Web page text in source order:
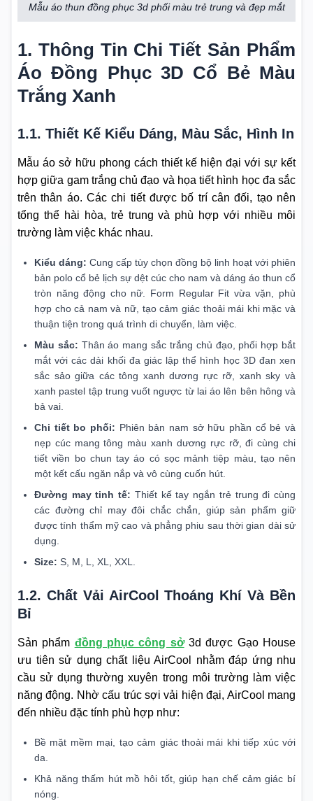
Mẫu áo thun đồng phục 3d phối màu trẻ trung và đẹp mắt
1. Thông Tin Chi Tiết Sản Phẩm
Áo Đồng Phục 3D Cổ Bẻ Màu
Trắng Xanh
1.1. Thiết Kế Kiểu Dáng, Màu Sắc, Hình In
Mẫu áo sở hữu phong cách thiết kế hiện đại với sự kết
hợp giữa gam trắng chủ đạo và họa tiết hình học đa sắc
trên thân áo. Các chi tiết được bố trí cân đối, tạo nên
tổng thể hài hòa, trẻ trung và phù hợp với nhiều môi
trường làm việc khác nhau.
Kiểu dáng: Cung cấp tùy chọn đồng bộ linh hoạt với phiên
bản polo cổ bẻ lịch sự dệt cúc cho nam và dáng áo thun cổ
tròn năng động cho nữ. Form Regular Fit vừa vặn, phù
hợp cho cả nam và nữ, tạo cảm giác thoải mái khi mặc và
thuận tiện trong quá trình di chuyển, làm việc.
Màu sắc: Thân áo mang sắc trắng chủ đạo, phối hợp bắt
mắt với các dải khối đa giác lập thể hình học 3D đan xen
sắc sảo giữa các tông xanh dương rực rỡ, xanh sky và
xanh pastel tập trung vuốt ngược từ lai áo lên bên hông và
bả vai.
Chi tiết bo phối: Phiên bản nam sở hữu phần cổ bẻ và
nẹp cúc mang tông màu xanh dương rực rỡ, đi cùng chi
tiết viền bo chun tay áo có sọc mảnh tiệp màu, tạo nên
một kết cấu ngăn nắp và vô cùng cuốn hút.
Đường may tinh tế: Thiết kế tay ngắn trẻ trung đi cùng
các đường chỉ may đôi chắc chắn, giúp sản phẩm giữ
được tính thẩm mỹ cao và phẳng phiu sau thời gian dài sử
dụng.
Size: S, M, L, XL, XXL.
1.2. Chất Vải AirCool Thoáng Khí Và Bền
Bỉ
Sản phẩm đồng phục công sở3d được Gạo House
ưu tiên sử dụng chất liệu AirCool nhằm đáp ứng nhu
cầu sử dụng thường xuyên trong môi trường làm việc
năng động. Nhờ cấu trúc sợi vải hiện đại, AirCool mang
đến nhiều đặc tính phù hợp như:
Bề mặt mềm mại, tạo cảm giác thoải mái khi tiếp xúc với
da.
Khả năng thấm hút mồ hôi tốt, giúp hạn chế cảm giác bí
nóng.